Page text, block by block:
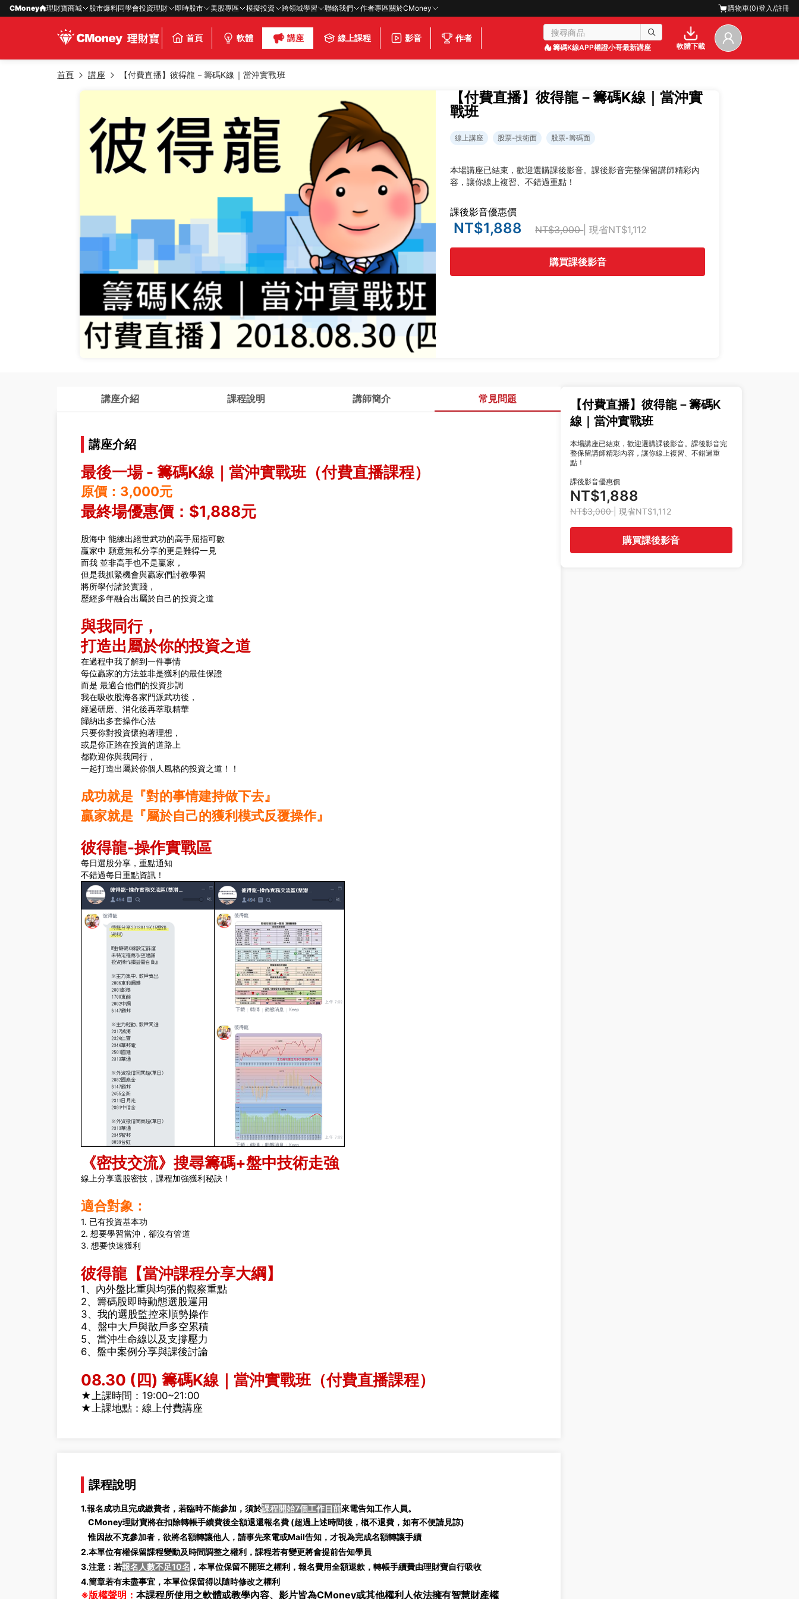
CMoney 理財寶商城 股市爆料同學會投資理財 即時股市 美股專區 模擬投資 跨領域學習 聯絡我們 作者專區關於CMoney 購物車(0)登入/註冊
首頁 軟體 講座 線上課程 影音 作者
籌碼K線APP權證小哥最新講座 軟體下載
首頁 講座 【付費直播】彼得龍－籌碼K線｜當沖實戰班
【付費直播】彼得龍－籌碼K線｜當沖實
戰班
線上講座 股票-技術面 股票-籌碼面
本場講座已結束，歡迎選購課後影音。課後影音完整保留講師精彩內
容，讓你線上複習、不錯過重點！
課後影音優惠價
NT$1,888 NT$3,000| 現省NT$1,112
購買課後影音
講座介紹 課程說明 講師簡介 常見問題
講座介紹
最後一場 - 籌碼K線｜當沖實戰班（付費直播課程）
原價：3,000元
最終場優惠價：$1,888元
股海中 能練出絕世武功的高手屈指可數
贏家中 願意無私分享的更是難得一見
而我 並非高手也不是贏家，
但是我抓緊機會與贏家們討教學習
將所學付諸於實踐，
歷經多年融合出屬於自己的投資之道
與我同行，
打造出屬於你的投資之道
在過程中我了解到一件事情
每位贏家的方法並非是獲利的最佳保證
而是 最適合他們的投資步調
我在吸收股海各家門派武功後，
經過研磨、消化後再萃取精華
歸納出多套操作心法
只要你對投資懷抱著理想，
或是你正踏在投資的道路上
都歡迎你與我同行，
一起打造出屬於你個人風格的投資之道！！
成功就是『對的事情建持做下去』
贏家就是『屬於自己的獲利模式反覆操作』
彼得龍-操作實戰區
每日選股分享，重點通知
不錯過每日重點資訊！
《密技交流》搜尋籌碼+盤中技術走強
線上分享選股密技，課程加強獲利秘訣！
適合對象：
1. 已有投資基本功
2. 想要學習當沖，卻沒有管道
3. 想要快速獲利
彼得龍【當沖課程分享大綱】
1、內外盤比重與均張的觀察重點
2、籌碼股即時動態選股運用
3、我的選股監控來順勢操作
4、盤中大戶與散戶多空累積
5、當沖生命線以及支撐壓力
6、盤中案例分享與課後討論
08.30 (四) 籌碼K線｜當沖實戰班（付費直播課程）
★上課時間：19:00~21:00
★上課地點：線上付費講座
課程說明
1.報名成功且完成繳費者，若臨時不能參加，須於課程開始7個工作日前來電告知工作人員。
CMoney理財寶將在扣除轉帳手續費後全額退還報名費 (超過上述時間後，概不退費，如有不便請見諒)
惟因故不克參加者，欲將名額轉讓他人，請事先來電或Mail告知，才視為完成名額轉讓手續
2.本單位有權保留課程變動及時間調整之權利，課程若有變更將會提前告知學員
3.注意：若報名人數不足10名 ，本單位保留不開班之權利，報名費用全額退款，轉帳手續費由理財寶自行吸收
4.簡章若有未盡事宜，本單位保留得以隨時修改之權利
※版權聲明： 本課程所使用之軟體或教學內容、影片皆為CMoney或其他權利人依法擁有智慧財產權
【付費直播】彼得龍－籌碼K
線｜當沖實戰班
本場講座已結束，歡迎選購課後影音。課後影音完
整保留講師精彩內容，讓你線上複習、不錯過重
點！
課後影音優惠價
NT$1,888
NT$3,000| 現省NT$1,112
購買課後影音